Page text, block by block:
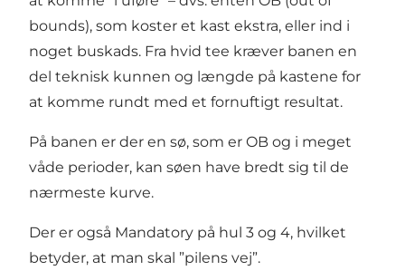
bounds), som koster et kast ekstra, eller ind i
noget buskads. Fra hvid tee kræver banen en
del teknisk kunnen og længde på kastene for
at komme rundt med et fornuftigt resultat.
På banen er der en sø, som er OB og i meget
våde perioder, kan søen have bredt sig til de
nærmeste kurve.
Der er også Mandatory på hul 3 og 4, hvilket
betyder, at man skal ”pilens vej”.